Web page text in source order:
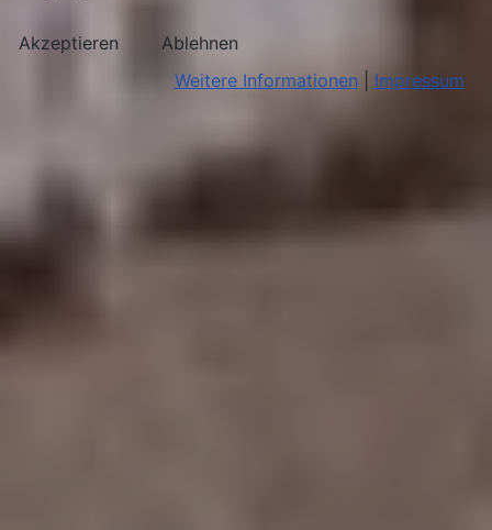
Akzeptieren
Ablehnen
Weitere Informationen
Impressum